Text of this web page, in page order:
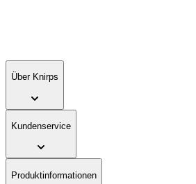
Über Knirps
Kundenservice
Produktinformationen